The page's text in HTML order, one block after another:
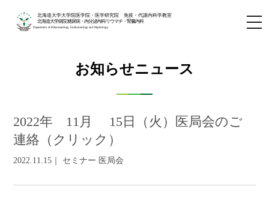
北海道大学大学院医学院・医学研究院 免疫・代謝内科学教室
北海道大学病院 糖尿病・内分泌内科/リウマチ・腎臓内科
Department of Rheumatology, Endocrinology and Nephrology
お知らせニュース
2022年 11月 15日（火）医局会のご
連絡（クリック）
2022.11.15｜ セミナー 医局会